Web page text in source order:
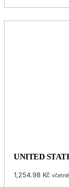
UNITED
1,254.98 Kč